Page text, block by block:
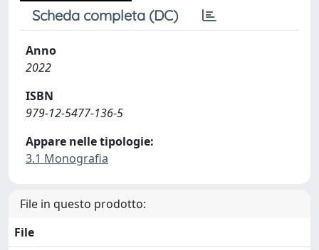
Scheda completa (DC)
Anno
2022
ISBN
979-12-5477-136-5
Appare nelle tipologie:
3.1 Monografia
File in questo prodotto:
File